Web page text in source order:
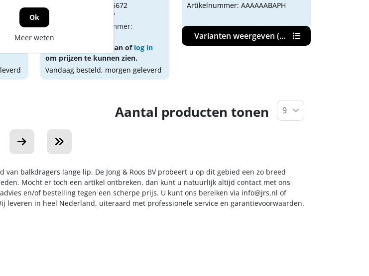
Artikelnummer: 1155672
Gtin: 8714318042127
Fabrikant artikel nummer:
09312.0010
aan of log in
om prijzen te kunnen zien.
Vandaag besteld, morgen geleverd
Artikelnummer: AAAAAABAPH
Varianten weergeven (33)
Aantal producten tonen
van balkdragers lange lip. De Jong & Roos BV probeert u op dit gebied een zo breed
Mocht er toch een artikel ontbreken, dan kunt u natuurlijk altijd contact met ons
en/of bestelling tegen een scherpe prijs. U kunt ons bereiken via info@jrs.nl of
leveren in heel Nederland, uiteraard met professionele service en garantievoorwaarden.
Ok
Meer weten